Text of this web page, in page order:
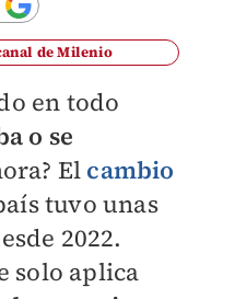
de Milenio
en todo
o se
El cambio
tuvo unas
2022.
solo aplica